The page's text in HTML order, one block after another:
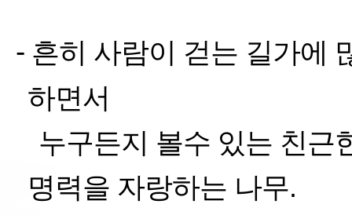
- 흔히 사람이 걷는 길가에
하면서
누구든지 볼수 있는 친근
명력을 자랑하는 나무.